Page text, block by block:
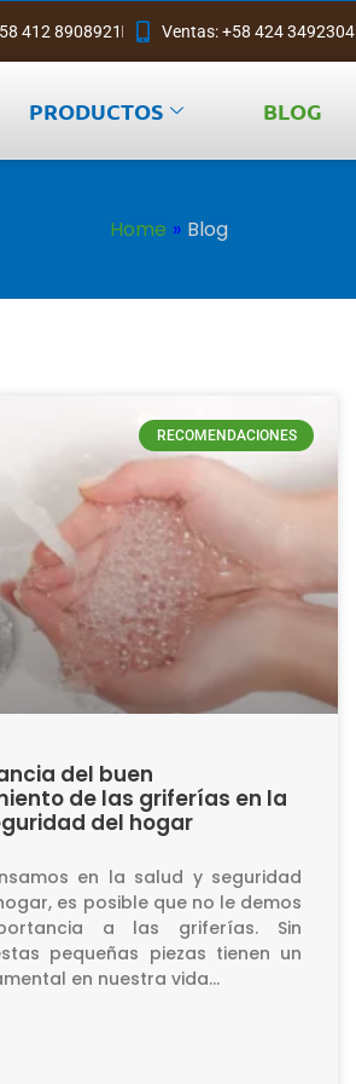
412 8908921 Ventas: +58 424 3492304
PRODUCTOS BLOG
Home » Blog
RECOMENDACIONES
del buen
de las griferías en la
del hogar
en la salud y seguridad
es posible que no le demos
a las griferías. Sin
pequeñas piezas tienen un
en nuestra vida…